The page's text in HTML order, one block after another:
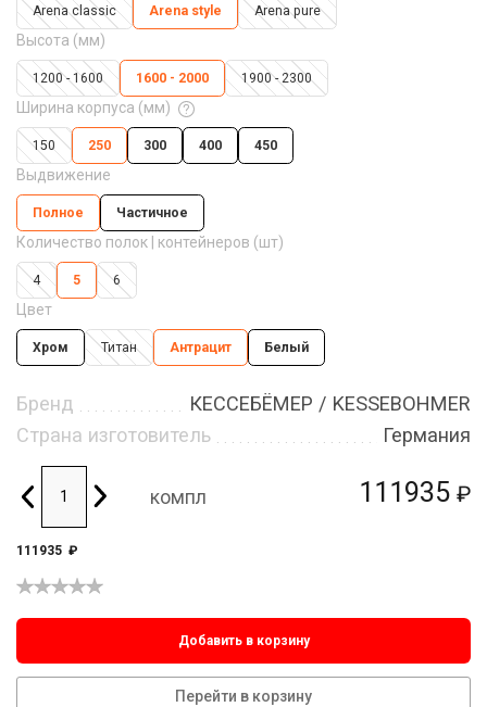
111935 ₽
Arena classic Arena style Arena pure
Высота (мм)
1200 - 1600 1600 - 2000 1900 - 2300
Ширина корпуса (мм)
150 250 300 400 450
Выдвижение
Полное Частичное
Количество полок | контейнеров (шт)
4 5 6
Цвет
Хром Титан Антрацит Белый
Бренд
КЕССЕБЁМЕР / KESSEBOHMER
Страна изготовитель
Германия
компл
111935 ₽
Добавить в корзину
Перейти в корзину